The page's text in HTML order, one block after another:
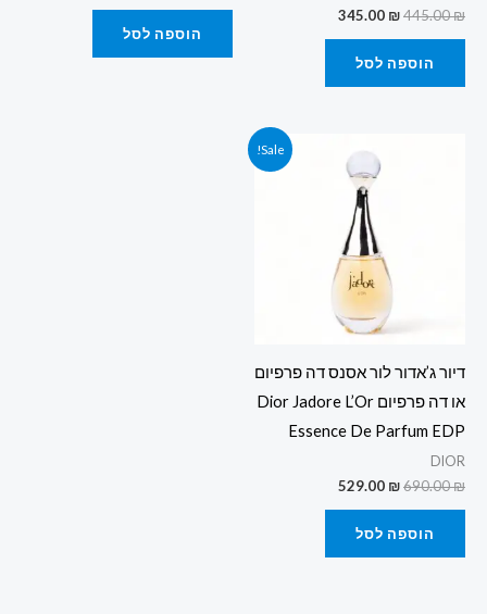
445.00₪
345.00 ₪
הוספה לסל
הוספה לסל
Sale!
דיור ג’אדור לור אסנס דה פרפיום
או דה פרפיום Dior Jadore L’Or
Essence De Parfum EDP
DIOR
690.00₪
המקורי
היה:
690.00 ₪.
529.00 ₪
הוספה לסל